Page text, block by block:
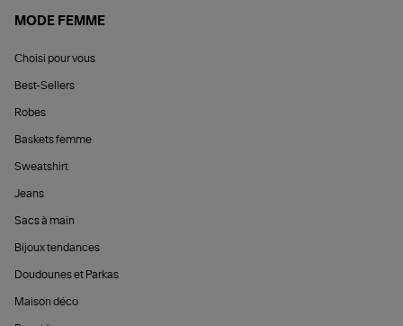
MODE FEMME
Choisi pour vous
Best-Sellers
Robes
Baskets femme
Sweatshirt
Jeans
Sacs à main
Bijoux tendances
Doudounes et Parkas
Maison déco